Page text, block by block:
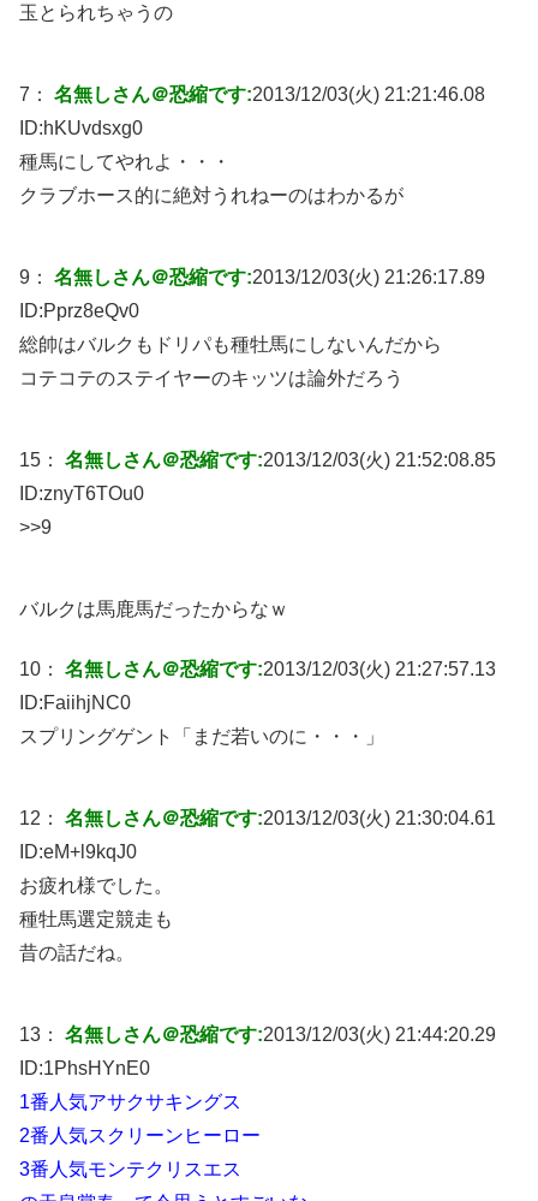
玉とられちゃうの
7： 名無しさん＠恐縮です:2013/12/03(火) 21:21:46.08
ID:hKUvdsxg0
種馬にしてやれよ・・・
クラブホース的に絶対うれねーのはわかるが
9： 名無しさん＠恐縮です:2013/12/03(火) 21:26:17.89
ID:Pprz8eQv0
総帥はバルクもドリパも種牡馬にしないんだから
コテコテのステイヤーのキッツは論外だろう
15： 名無しさん＠恐縮です:2013/12/03(火) 21:52:08.85
ID:znyT6TOu0
>>9
バルクは馬鹿馬だったからなｗ
10： 名無しさん＠恐縮です:2013/12/03(火) 21:27:57.13
ID:FaiihjNC0
スプリングゲント「まだ若いのに・・・」
12： 名無しさん＠恐縮です:2013/12/03(火) 21:30:04.61
ID:eM+l9kqJ0
お疲れ様でした。
種牡馬選定競走も
昔の話だね。
13： 名無しさん＠恐縮です:2013/12/03(火) 21:44:20.29
ID:1PhsHYnE0
1番人気アサクサキングス
2番人気スクリーンヒーロー
3番人気モンテクリスエス